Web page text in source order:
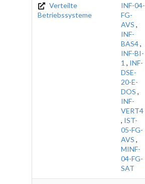
Verteilte
Betriebssysteme
INF-04-
FG-
AVS ,
INF-
BAS4,
INF-BI-
1 , INF-
DSE-
20-E-
DOS ,
INF-
VERT4
, IST-
05-FG-
AVS ,
MINF-
04-FG-
SAT